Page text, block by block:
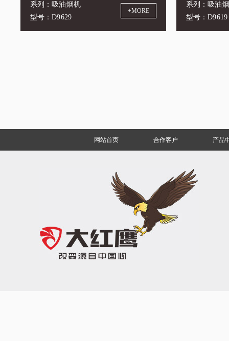
系列：吸油烟机
型号：D9629
+MORE
系列：吸油
型号：D9619
网站首页 合作客户 产品